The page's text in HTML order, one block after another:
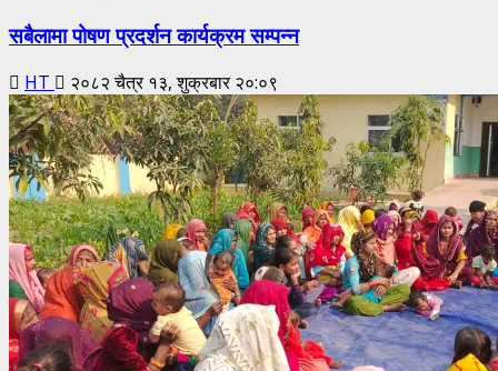
सबैलामा पोषण प्रदर्शन कार्यक्रम सम्पन्न
HT २०८२ चैत्र १३, शुक्रबार २०:०९